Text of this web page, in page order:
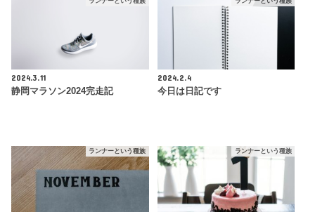
2024.3.11
静岡マラソン2024完走記
2024.2.4
今日は日記です
ランナーという種族 ランナーという種族